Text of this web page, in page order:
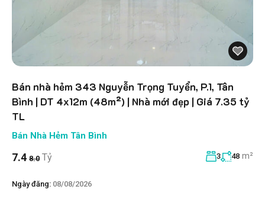
Bán nhà hẻm 343 Nguyễn Trọng Tuyển, P.1, Tân
Bình | DT 4x12m (48m²) | Nhà mới đẹp | Giá 7.35 tỷ
TL
Bán Nhà Hẻm Tân Bình
7.4 8.0 Tỷ 3 48 m²
Ngày đăng: 08/08/2026